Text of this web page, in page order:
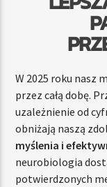
Radio Strefa
W 2025 roku nasz
przez całą dobę.
uzależnienie od
obniżają naszą
myślenia i
neurobiologia
potwierdzonych